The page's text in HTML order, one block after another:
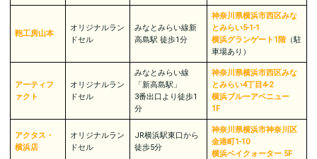
鞄工房山本
オリジナルラン
ドセル
みなとみらい線新
高島駅 徒歩1分
神奈川県横浜市西区みな
とみらい5-1-1
横浜グランゲート1階（駐
車場︎︎︎あり）
アーティフ
ァクト
オリジナルラン
ドセル
みなとみらい線
「新高島駅」
3番出口より徒歩1
分
神奈川県横浜市西区みな
とみらい4丁目4-2
横浜ブルーアベニュー
1F
アクタス・
横浜店
オリジナルラン
ドセル
JR横浜駅東口から
徒歩5分
神奈川県横浜市神奈川区
金港町1-10
横浜ベイクォーター 5F